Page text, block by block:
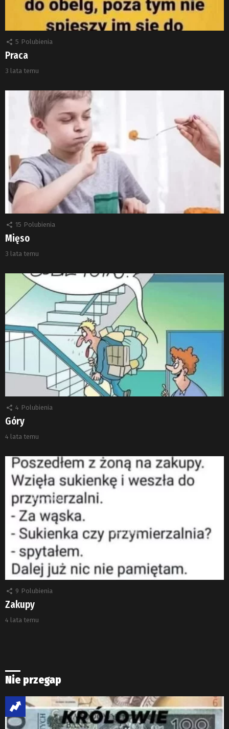
5 Polubienia
Praca
3 lata temu
15 Polubienia
Mięso
3 lata temu
4 Polubienia
Góry
4 lata temu
9 Polubienia
Zakupy
4 lata temu
Nie przegap